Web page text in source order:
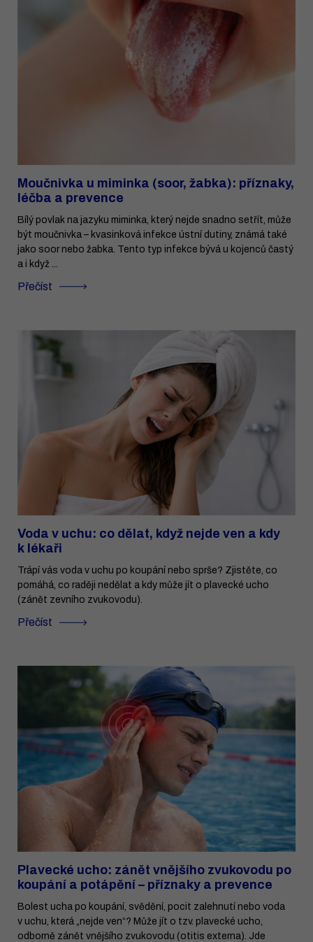
Moučnivka u miminka (soor, žabka): příznaky,
léčba a prevence
Bílý povlak na jazyku miminka, který nejde snadno setřít, může
být moučnivka – kvasinková infekce ústní dutiny, známá také
jako soor nebo žabka. Tento typ infekce bývá u kojenců častý
a i když ...
Přečíst
Voda v uchu: co dělat, když nejde ven a kdy
k lékaři
Trápí vás voda v uchu po koupání nebo sprše? Zjistěte, co
pomáhá, co raději nedělat a kdy může jít o plavecké ucho
(zánět zevního zvukovodu).
Přečíst
Plavecké ucho: zánět vnějšího zvukovodu po
koupání a potápění – příznaky a prevence
Bolest ucha po koupání, svědění, pocit zalehnutí nebo voda
v uchu, která „nejde ven“? Může jít o tzv. plavecké ucho,
odborně zánět vnějšího zvukovodu (otitis externa). Jde